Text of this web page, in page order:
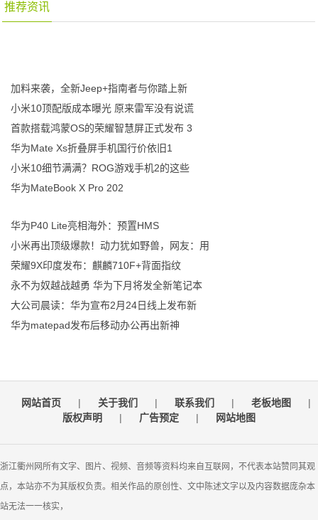
推荐资讯
加料来袭，全新Jeep+指南者与你踏上新
小米10顶配版成本曝光 原来雷军没有说谎
首款搭载鸿蒙OS的荣耀智慧屏正式发布 3
华为Mate Xs折叠屏手机国行价依旧1
小米10细节满满？ROG游戏手机2的这些
华为MateBook X Pro 202
华为P40 Lite亮相海外：预置HMS
小米再出顶级爆款！动力犹如野兽，网友：用
荣耀9X印度发布：麒麟710F+背面指纹
永不为奴越战越勇 华为下月将发全新笔记本
大公司晨读：华为宣布2月24日线上发布新
华为matepad发布后移动办公再出新神
网站首页 | 关于我们 | 联系我们 | 老板地图
|
版权声明
| 广告预定 | 网站地图
浙江衢州网所有文字、图片、视频、音频等资料均来自互联网，不代表本站赞同其观
点，本站亦不为其版权负责。相关作品的原创性、文中陈述文字以及内容数据庞杂本
站无法一一核实，